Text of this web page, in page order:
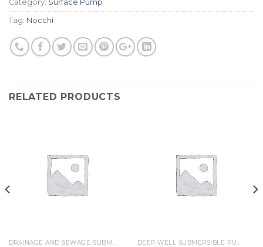
Category: Surface Pump
Tag: Nocchi
RELATED PRODUCTS
DRAINAGE AND SEWAGE SUBMERSIBLE PUMP DEEP WELL SUBMERSIBLE PUMP